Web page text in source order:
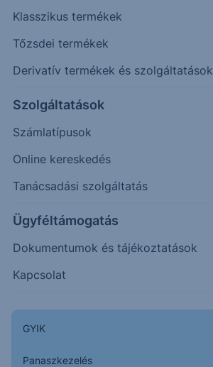
Klasszikus termékek
Tőzsdei termékek
Derivatív termékek és szolgáltatások
Szolgáltatások
Számlatípusok
Online kereskedés
Tanácsadási szolgáltatás
Ügyféltámogatás
Dokumentumok és tájékoztatások
Kapcsolat
GYIK
Panaszkezelés
1 találat
Nyilvános ajánlattétel